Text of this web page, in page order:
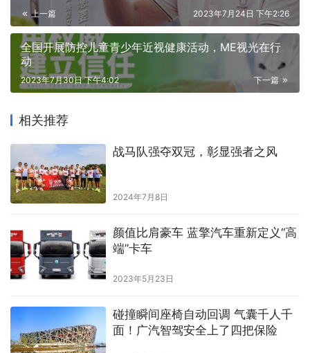
上一篇 2023年7月24日 下午2:26
全国开展防控儿童青少年近视健康活动，ME视光在行
动
下一篇
2023年7月30日 下午4:02
相关推荐
战马队强夺双冠，彰显强者之风
2024年7月8日
颜值比肩豪车 蓝擎汽车重新定义“高
端”卡车
2023年5月23日
碰撞瞬间座椅自动回调 气囊千人千
面！广汽智驾安全上了四把保险